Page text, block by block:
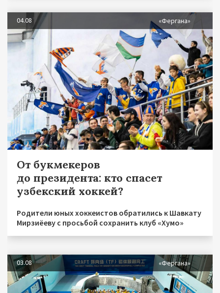
04.08 «Фергана»
От букмекеров
до президента: кто спасет
узбекский хоккей?
Родители юных хоккеистов обратились к Шавкату
Мирзиёеву с просьбой сохранить клуб «Хумо»
03.08 «Фергана»